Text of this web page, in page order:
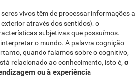
vivos têm de processar informações a
através dos sentidos), o
subjetivas que possuímos.
o mundo. A palavra cognição
quando falamos sobre o cognitivo,
relacionado ao conhecimento, isto é, o
ou à experiência